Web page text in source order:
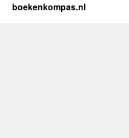
boekenkompas.nl